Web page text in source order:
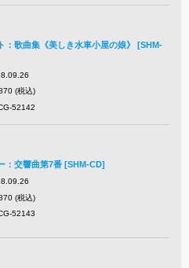
：歌曲集《美しき水車小屋の娘》 [SHM-
(税込)
52142
：交響曲第7番 [SHM-CD]
(税込)
52143